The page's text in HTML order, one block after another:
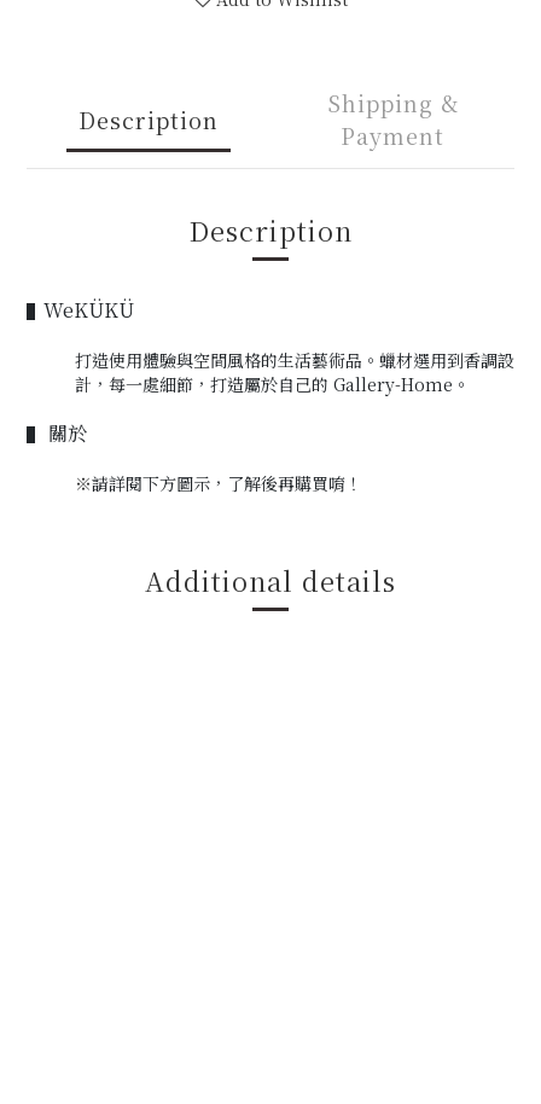
Description
Shipping &
Payment
Description
▌ WeKÜKÜ
打造使用體驗與空間風格的生活藝術品。蠟材選用到香調設
計，每一處細節，打造屬於自己的 Gallery-Home。
▌ 關於
※請詳閱下方圖示， 了解後再購買唷！
Additional details